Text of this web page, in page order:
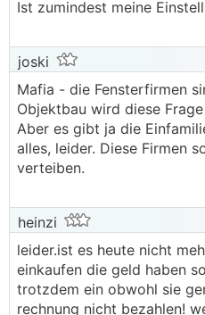
Ist zumindest meine
joski
Mafia - die Fensterfirmen
Objektbau wird diese
Aber es gibt ja die
alles, leider. Diese Firmen
verteiben.
heinzi
leider.ist es heute nicht
einkaufen die geld haben
trotzdem ein obwohl sie
rechnung nicht bezahlen!